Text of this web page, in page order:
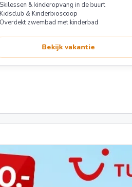
Skilessen & kinderopvang in de buurt
Kidsclub & Kinderbioscoop
Overdekt zwembad met kinderbad
Bekijk vakantie